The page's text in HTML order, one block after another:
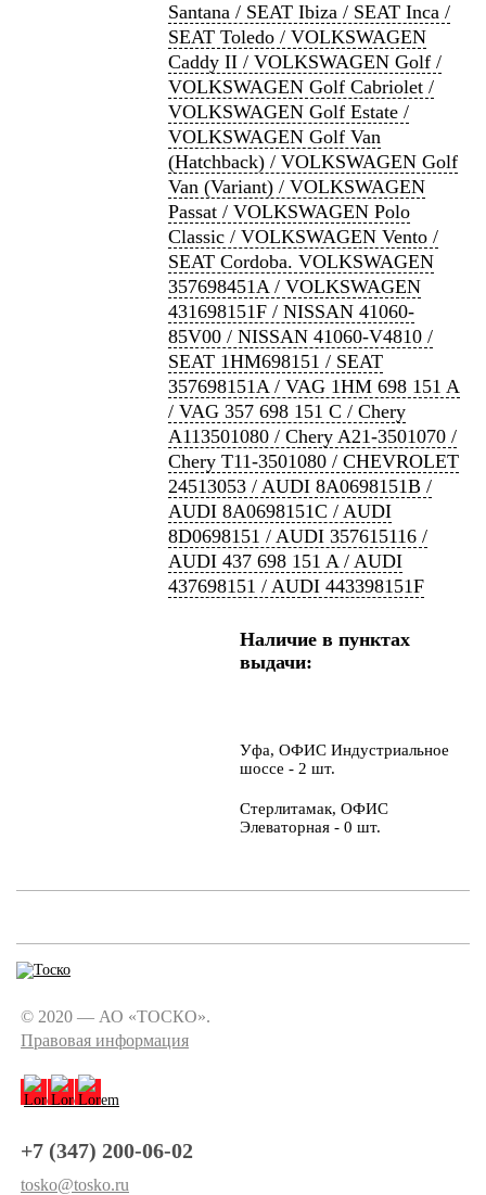
Santana / SEAT Ibiza / SEAT Inca /
SEAT Toledo / VOLKSWAGEN
Caddy II / VOLKSWAGEN Golf /
VOLKSWAGEN Golf Cabriolet /
VOLKSWAGEN Golf Estate /
VOLKSWAGEN Golf Van
(Hatchback) / VOLKSWAGEN Golf
Van (Variant) / VOLKSWAGEN
Passat / VOLKSWAGEN Polo
Classic / VOLKSWAGEN Vento /
SEAT Cordoba. VOLKSWAGEN
357698451A / VOLKSWAGEN
431698151F / NISSAN 41060-
85V00 / NISSAN 41060-V4810 /
SEAT 1HM698151 / SEAT
357698151A / VAG 1HM 698 151 A
/ VAG 357 698 151 C / Chery
A113501080 / Chery A21-3501070 /
Chery T11-3501080 / CHEVROLET
24513053 / AUDI 8A0698151B /
AUDI 8A0698151C / AUDI
8D0698151 / AUDI 357615116 /
AUDI 437 698 151 A / AUDI
437698151 / AUDI 443398151F
Наличие в пунктах
выдачи:
Уфа, ОФИС Индустриальное
шоссе - 2 шт.
Стерлитамак, ОФИС
Элеваторная - 0 шт.
© 2020 — АО «ТОСКО».
Правовая информация
+7 (347) 200-06-02
tosko@tosko.ru